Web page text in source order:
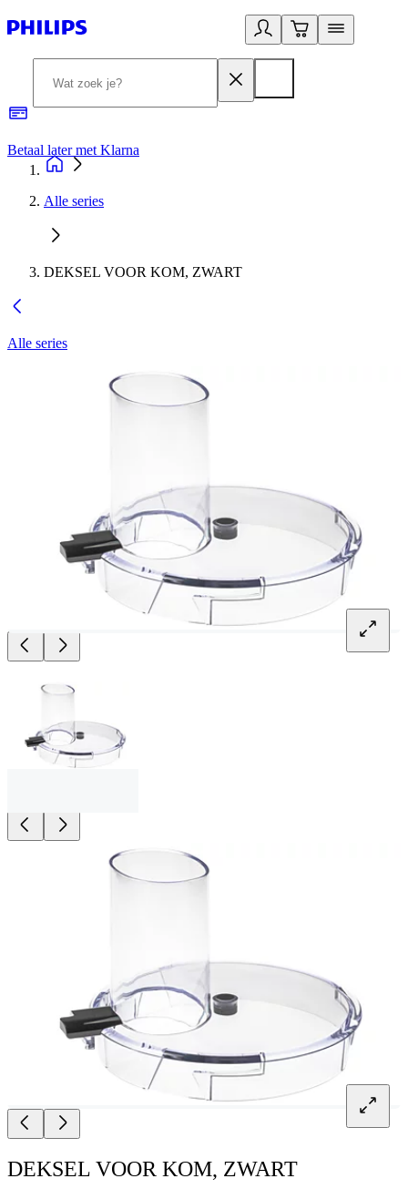
Betaal later met Klarna
Alle series
DEKSEL VOOR KOM, ZWART
Alle series
DEKSEL VOOR KOM, ZWART